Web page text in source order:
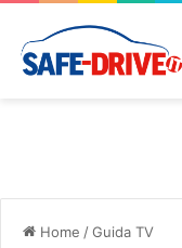
Home /Guida TV